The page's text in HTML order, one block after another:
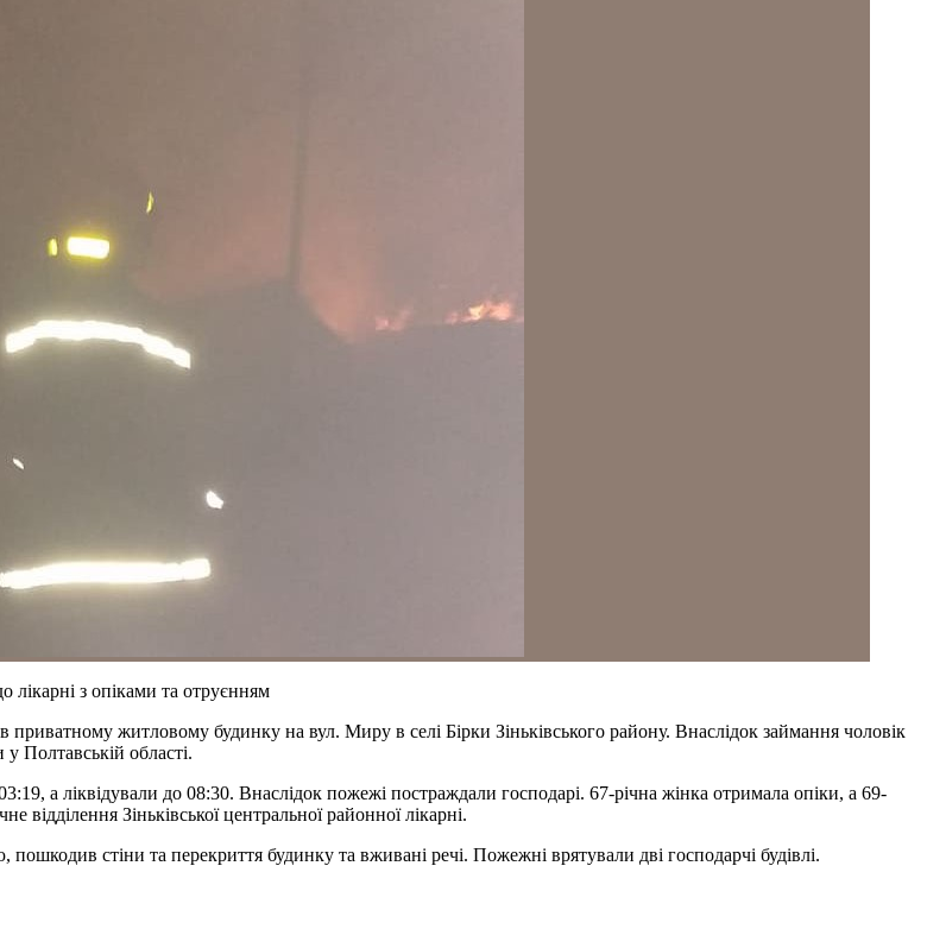
лікарні з опіками та отруєнням
житловому будинку на вул. Миру в селі Бірки Зіньківського району. Внаслідок займання чоловік
Полтавській області.
а ліквідували до 08:30. Внаслідок пожежі постраждали господарі. 67-річна жінка отримала опіки, а 69-
Зіньківської центральної районної лікарні.
стіни та перекриття будинку та вживані речі. Пожежні врятували дві господарчі будівлі.